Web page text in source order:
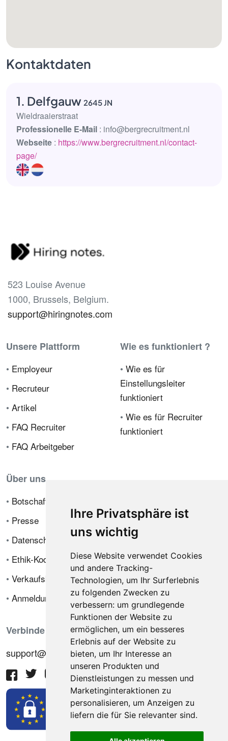
Ihre Privatsphäre ist
uns wichtig
Diese Website verwendet Cookies
und andere Tracking-
Technologien, um Ihr Surferlebnis
zu folgenden Zwecken zu
verbessern: um grundlegende
Funktionen der Website zu
ermöglichen, um ein besseres
Erlebnis auf der Website zu
bieten, um Ihr Interesse an
unseren Produkten und
Dienstleistungen zu messen und
Marketinginteraktionen zu
personalisieren, um Anzeigen zu
liefern die für Sie relevanter sind.
Kontaktdaten
1. Delfgauw 2645 JN
Wieldraaierstraat
Professionelle E-Mail : info@bergrecruitment.nl
Webseite : https://www.bergrecruitment.nl/contact-
page/
523 Louise Avenue
1000, Brussels, Belgium.
support@hiringnotes.com
Unsere Plattform
• Employeur
• Recruteur
• Artikel
• FAQ Recruiter
• FAQ Arbeitgeber
Wie es funktioniert ?
• Wie es für
Einstellungsleiter
funktioniert
• Wie es für Recruiter
funktioniert
Über uns
• Botschafterprogramm
• Presse
• Datenschutzrichtlinie
• Ethik-Kodex
• Verkaufsbedingungen
• Anmeldung
Verbinde dich mit uns
support@hiringnotes.com